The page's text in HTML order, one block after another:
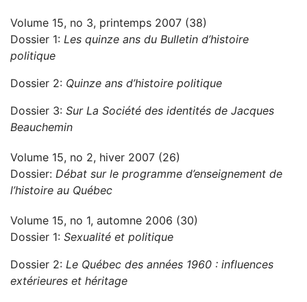
Volume 15, no 3, printemps 2007 (38)
Dossier 1: Les quinze ans du Bulletin d’histoire
politique
Dossier 2: Quinze ans d’histoire politique
Dossier 3: Sur La Société des identités de Jacques
Beauchemin
Volume 15, no 2, hiver 2007 (26)
Dossier: Débat sur le programme d’enseignement de
l’histoire au Québec
Volume 15, no 1, automne 2006 (30)
Dossier 1: Sexualité et politique
Dossier 2: Le Québec des années 1960 : influences
extérieures et héritage